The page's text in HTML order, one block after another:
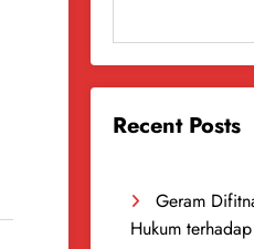
Recent Posts
Geram
Hukum